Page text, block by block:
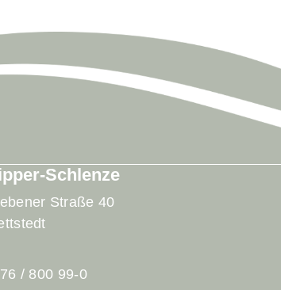
Schlenze
Straße 40
/ 800 99-0